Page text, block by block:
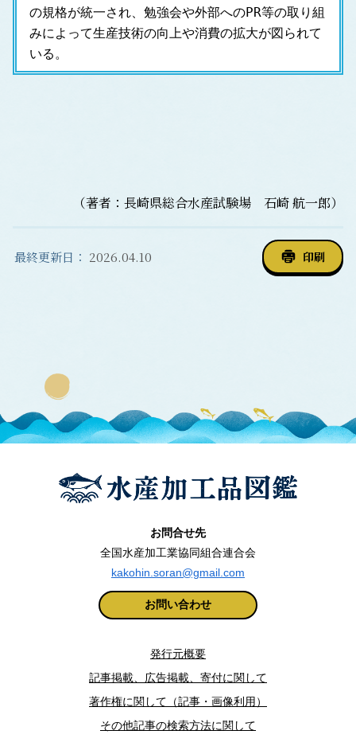
の規格が統一され、勉強会や外部へのPR等の取り組
みによって生産技術の向上や消費の拡大が図られて
いる。
（著者：長崎県総合水産試験場 石崎 航一郎）
最終更新日： 2026.04.10 印刷
お問合せ先
全国水産加工業協同組合連合会
kakohin.soran@gmail.com
お問い合わせ
発行元概要
記事掲載、広告掲載、寄付に関して
著作権に関して（記事・画像利用）
その他記事の検索方法に関して